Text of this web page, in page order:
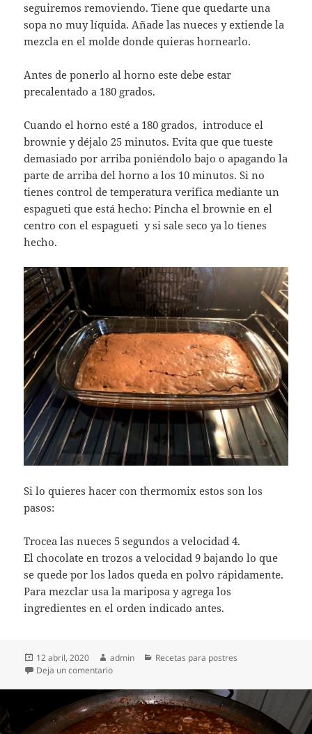
seguiremos removiendo. Tiene que quedarte una
sopa no muy líquida. Añade las nueces y extiende la
mezcla en el molde donde quieras hornearlo.
Antes de ponerlo al horno este debe estar
precalentado a 180 grados.
Cuando el horno esté a 180 grados, introduce el
brownie y déjalo 25 minutos. Evita que que tueste
demasiado por arriba poniéndolo bajo o apagando la
parte de arriba del horno a los 10 minutos. Si no
tienes control de temperatura verifica mediante un
espagueti que está hecho: Pincha el brownie en el
centro con el espagueti y si sale seco ya lo tienes
hecho.
Si lo quieres hacer con thermomix estos son los
pasos:
Trocea las nueces 5 segundos a velocidad 4.
El chocolate en trozos a velocidad 9 bajando lo que
se quede por los lados queda en polvo rápidamente.
Para mezclar usa la mariposa y agrega los
ingredientes en el orden indicado antes.
Publicado
el
12 abril, 2020 Autor
admin Categorías
Recetas para postres
Deja un comentarioen Brownie sin leche de vaca